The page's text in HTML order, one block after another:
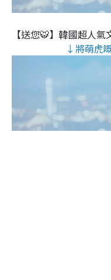
【送您🐯】韓國超人
↓將萌虎